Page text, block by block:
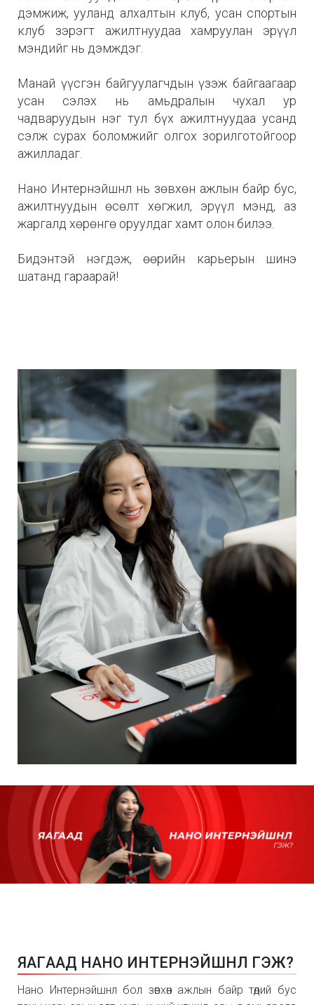
дэмжиж, ууланд алхалтын клуб, усан спортын
клуб зэрэгт ажилтнуудаа хамруулан эрүүл
мэндийг нь дэмждэг.
Манай үүсгэн байгуулагчдын үзэж байгаагаар
усан сэлэх нь амьдралын чухал ур
чадваруудын нэг тул бүх ажилтнуудаа усанд
сэлж сурах боломжийг олгох зорилготойгоор
ажилладаг.
Нано Интернэйшнл нь зөвхөн ажлын байр бус,
ажилтнуудын өсөлт хөгжил, эрүүл мэнд, аз
жаргалд хөрөнгө оруулдаг хамт олон билээ.
Бидэнтэй нэгдэж, өөрийн карьерын шинэ
шатанд гараарай!
ЯАГААД НАНО ИНТЕРНЭЙШНЛ ГЭЖ?
Нано Интернэйшнл бол зөвхөн ажлын байр төдий бус